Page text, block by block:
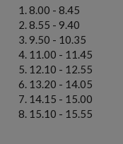
8.00 - 8.45
8.55 - 9.40
9.50 - 10.35
11.00 - 11.45
12.10 - 12.55
13.20 - 14.05
14.15 - 15.00
15.10 - 15.55